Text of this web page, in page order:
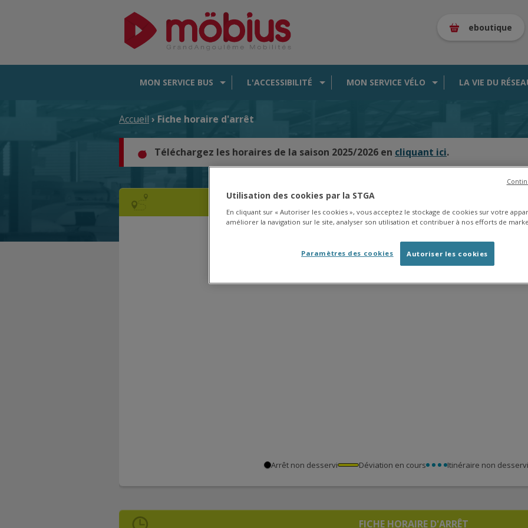
eboutique
MON SERVICE BUS L'ACCESSIBILITÉ MON SERVICE VÉLO LA VIE DU
Accueil › Fiche horaire d'arrêt
Téléchargez les horaires de la saison 2025/2026 en cliquant ici.
CARTE DES BUS EN TEMPS RÉEL
Arrêt non desservi Déviation en cours Itinéraire non desservi
FICHE HORAIRE D'ARRÊT
Utilisation des cookies par la STGA
En cliquant sur « Autoriser les cookies », vous acceptez le stockage de cookies sur votre
améliorer la navigation sur le site, analyser son utilisation et contribuer à nos efforts de
Autoriser les cookies
Paramètres des cookies